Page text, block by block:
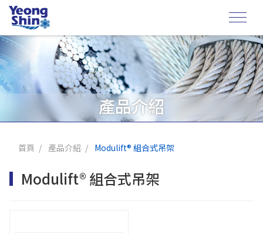
產品介紹
首頁 產品介紹 Modulift® 組合式吊架
Modulift® 組合式吊架